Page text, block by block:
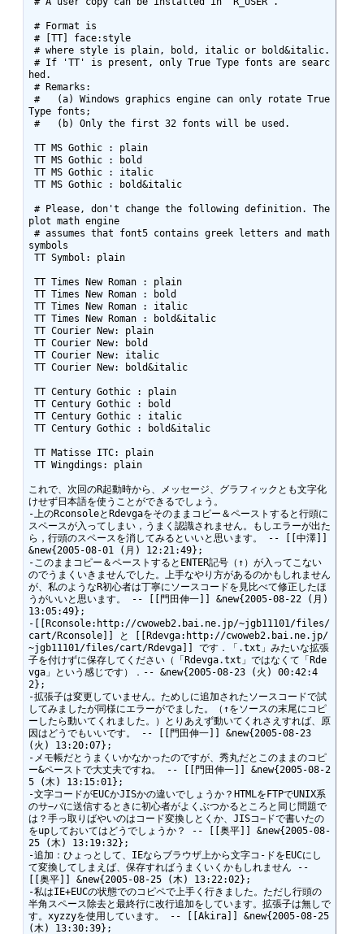
hed.
Type fonts;
plot math engine
symbols
これで、次回のR起動時から、メッセージ、グラフィックとも文字化
けせず日本語を使うことができるでしょう。
-上のRconsoleとRdevgaをそのままコピー＆ペーストすると行頭に
スペースが入ってしまい，うまく認識されません。もしエラーが出た
ら，行頭のスペースを消してみるといいと思います。 -- [[中澤]]
&new{2005-08-01 (月) 12:21:49};
-このままコピー＆ペーストするとENTER記号（↑）が入ってこない
のでうまくいきませんでした。上手なやり方があるのかもしれません
が、私のようなR初心者は丁寧にソースコードを見比べて修正したほ
うがいいと思います。 -- [[門田伸一]] &new{2005-08-22 (月)
13:05:49};
-[[Rconsole:http://cwoweb2.bai.ne.jp/~jgb11101/files/
cart/Rconsole]] と [[Rdevga:http://cwoweb2.bai.ne.jp/
~jgb11101/files/cart/Rdevga]] です．「.txt」みたいな拡張
子を付けずに保存してください（「Rdevga.txt」ではなくて「Rde
vga」という感じです）．-- &new{2005-08-23 (火) 00:42:4
2};
-拡張子は変更していません。ためしに追加されたソースコードで試
してみましたが同様にエラーがでました。（↑をソースの末尾にコピ
ーしたら動いてくれました。）とりあえず動いてくれさえすれば、原
因はどうでもいいです。 -- [[門田伸一]] &new{2005-08-23
(火) 13:20:07};
-メモ帳だとうまくいかなかったのですが、秀丸だとこのままのコピ
ー&ペーストで大丈夫ですね。 -- [[門田伸一]] &new{2005-08-2
5 (木) 13:15:01};
-文字コードがEUCかJISかの違いでしょうか？HTMLをFTPでUNIX系
のサ−バに送信するときに初心者がよくぶつかるところと同じ問題で
は？手っ取りばやいのはコード変換しとくか、JISコ−ドで書いたの
をupしておいてはどうでしょうか？ -- [[奥平]] &new{2005-08-
25 (木) 13:19:32};
-追加：ひょっとして、IEならブラウザ上から文字コ-ドをEUCにし
て変換してしまえば、保存すればうまくいくかもしれません --
[[奥平]] &new{2005-08-25 (木) 13:22:02};
-私はIE+EUCの状態でのコピペで上手く行きました。ただし行頭の
半角スペース除去と最終行に改行追加をしています。拡張子は無しで
す。xyzzyを使用しています。 -- [[Akira]] &new{2005-08-25